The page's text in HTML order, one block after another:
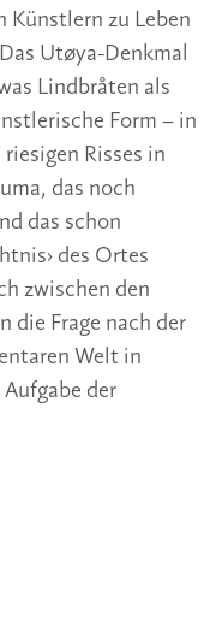
Künstlern zu Leben
Utøya-Denkmal
Lindbråten als
Form – in
Risses in
das noch
das schon
des Ortes
zwischen den
die Frage nach der
Welt in
der